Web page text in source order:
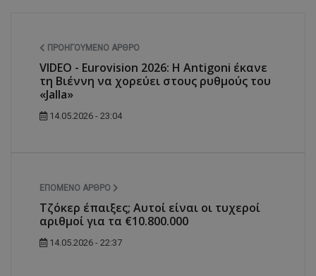
ΠΡΟΗΓΟΎΜΕΝΟ ΆΡΘΡΟ
VIDEO - Eurovision 2026: Η Antigoni έκανε
τη Βιέννη να χορεύει στους ρυθμούς του
«Jalla»
14.05.2026 - 23:04
ΕΠΌΜΕΝΟ ΆΡΘΡΟ
Τζόκερ έπαιξες; Αυτοί είναι οι τυχεροί
αριθμοί για τα €10.800.000
14.05.2026 - 22:37